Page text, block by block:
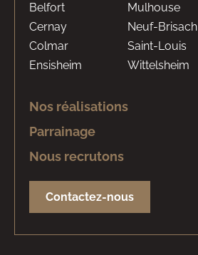
Belfort
Cernay
Colmar
Ensisheim
Mulhouse
Neuf-Brisach
Saint-Louis
Wittelsheim
Nos réalisations
Parrainage
Nous recrutons
Contactez-nous